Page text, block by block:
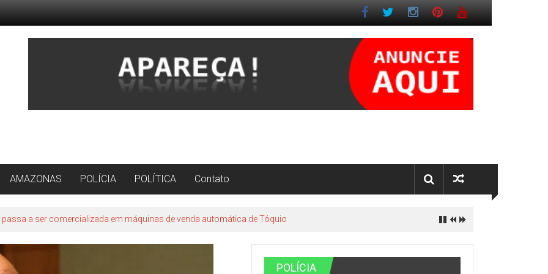
AMAZONAS POLÍCIA POLÍTICA Contato
a ser comercializada em máquinas de venda automática de Tóquio
POLÍCIA